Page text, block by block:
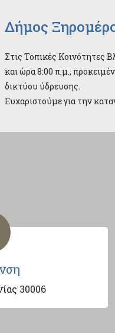
Δήμος
Στις Τοπικές Κοινότητες
και ώρα 8:00 π.μ.,
δικτύου ύδρευσης.
Ευχαριστούμε για την
30006